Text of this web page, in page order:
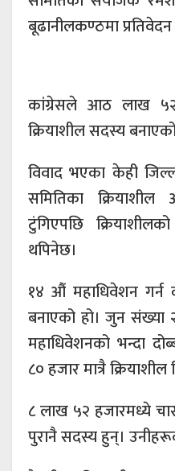
बूढानीलकण्ठमा
कांग्रेसले आठ लाख
क्रियाशील सदस्य
विवाद भएका केही
समितिका
टुंगिएपछि
थपिनेछ।
१४ औं महाधिवेशन गर्न
बनाएको हो। जुन
महाधिवेशनको भन्दा
८० हजार मात्रै क्रियाशील
८ लाख ५२ हजारमध्ये
पुरानै सदस्य हुन्।